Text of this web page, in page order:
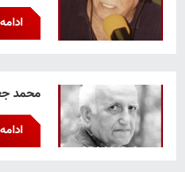
محمد